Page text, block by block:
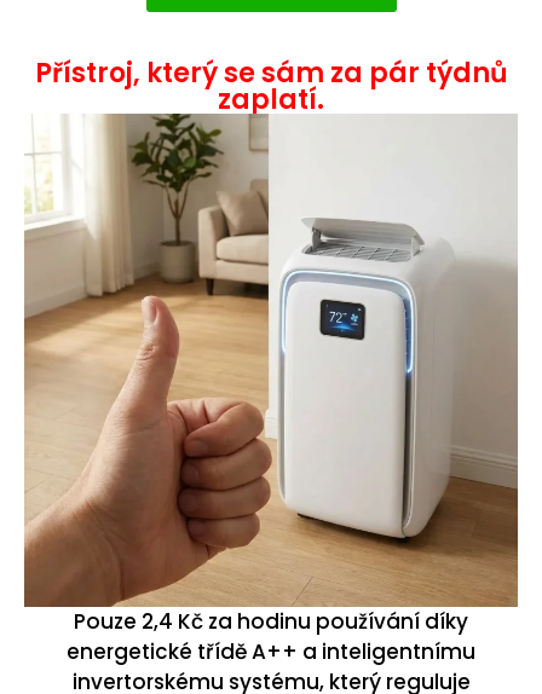
Přístroj, který se sám za pár týdnů
zaplatí.
Pouze 2,4 Kč za hodinu používání díky
energetické třídě A++ a inteligentnímu
invertorskému systému, který reguluje